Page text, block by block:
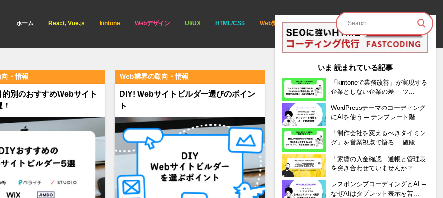
ホーム React, Vue.js kintone Webデザイン UI/UX HTML/CSS Web業界の動向・情報
・情報
的別のおすすめWebサイト
Web業界の動向・情報
DIY! Webサイトビルダー選びのポイン
ト
いま 読まれている記事
「kintoneで業務改善」が実現する
企業としない企業の差 ─ ツ...
WordPressテーマのコーディング
にAIを使う ─ テンプレート階...
「制作会社を変えるべきタイミン
グ」を営業視点で語る ─ 値段...
「家賃の入金確認、通帳と管理表
を突き合わせていませんか？...
レスポンシブコーディングとAI ─
なぜAIはタブレット表示を苦...